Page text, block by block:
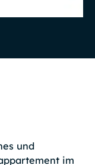
und
im